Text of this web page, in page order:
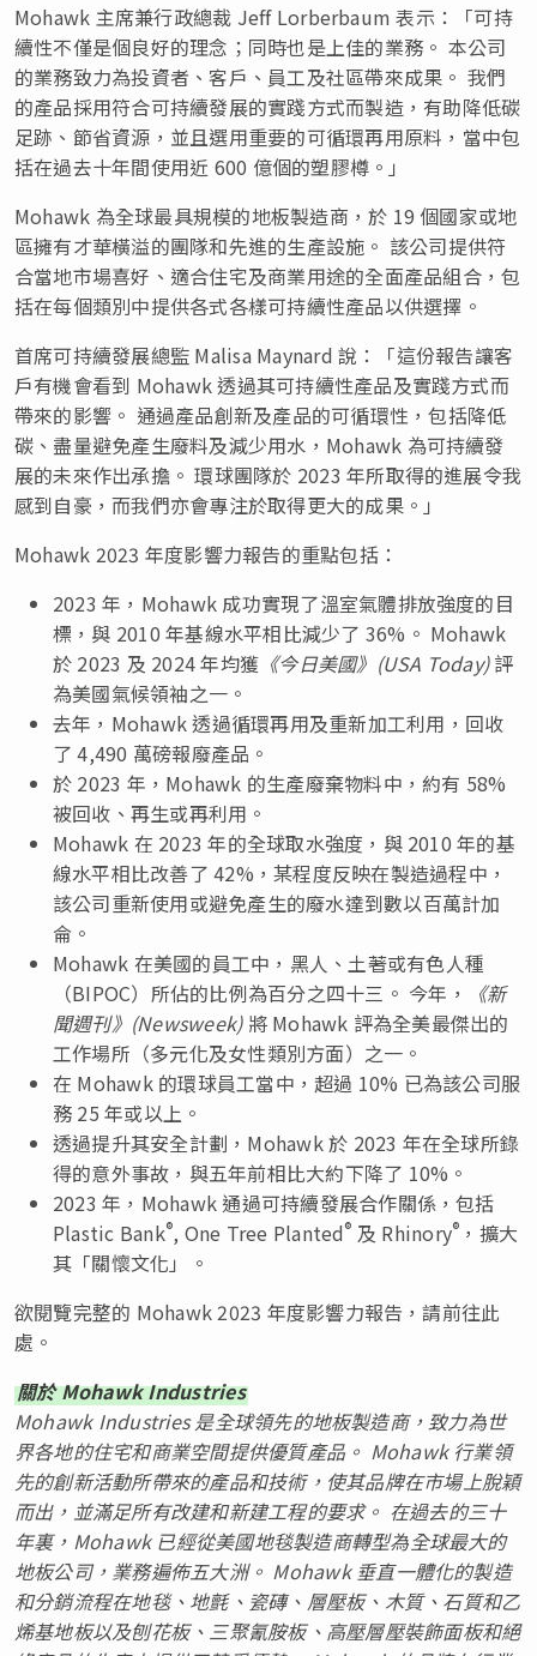
Mohawk 主席兼行政總裁 Jeff Lorberbaum 表示：「可持
續性不僅是個良好的理念；同時也是上佳的業務。 本公司
的業務致力為投資者、客戶、員工及社區帶來成果。 我們
的產品採用符合可持續發展的實踐方式而製造，有助降低碳
足跡、節省資源，並且選用重要的可循環再用原料，當中包
括在過去十年間使用近 600 億個的塑膠樽。」
Mohawk 為全球最具規模的地板製造商，於 19 個國家或地
區擁有才華橫溢的團隊和先進的生產設施。 該公司提供符
合當地市場喜好、適合住宅及商業用途的全面產品組合，包
括在每個類別中提供各式各樣可持續性產品以供選擇。
首席可持續發展總監 Malisa Maynard 說：「這份報告讓客
戶有機會看到 Mohawk 透過其可持續性產品及實踐方式而
帶來的影響。 通過產品創新及產品的可循環性，包括降低
碳、盡量避免產生廢料及減少用水，Mohawk 為可持續發
展的未來作出承擔。 環球團隊於 2023 年所取得的進展令我
感到自豪，而我們亦會專注於取得更大的成果。」
Mohawk 2023 年度影響力報告的重點包括：
2023 年，Mohawk 成功實現了溫室氣體排放強度的目
標，與 2010 年基線水平相比減少了 36%。 Mohawk
於 2023 及 2024 年均獲 《今日美國》(USA Today)評
為美國氣候領袖之一。
去年，Mohawk 透過循環再用及重新加工利用，回收
了 4,490 萬磅報廢產品。
於 2023 年，Mohawk 的生產廢棄物料中，約有 58%
被回收、再生或再利用。
Mohawk 在 2023 年的全球取水強度，與 2010 年的基
線水平相比改善了 42%，某程度反映在製造過程中，
該公司重新使用或避免產生的廢水達到數以百萬計加
侖。
Mohawk 在美國的員工中，黑人、土著或有色人種
（BIPOC）所佔的比例為百分之四十三。 今年，
《新
聞週刊》(Newsweek) 將 Mohawk 評為全美最傑出的
工作場所（多元化及女性類別方面）之一。
在 Mohawk 的環球員工當中，超過 10% 已為該公司服
務 25 年或以上。
透過提升其安全計劃，Mohawk 於 2023 年在全球所錄
得的意外事故，與五年前相比大約下降了 10%。
2023 年，Mohawk 通過可持續發展合作關係，包括
Plastic Bank®, One Tree Planted® 及 Rhinory® ，擴大
其「關懷文化」。
欲閱覽完整的 Mohawk 2023 年度影響力報告，請前往此
處。
關於 Mohawk Industries
Mohawk Industries 是全球領先的地板製造商，致力為世
界各地的住宅和商業空間提供優質產品。 Mohawk 行業領
先的創新活動所帶來的產品和技術，使其品牌在市場上脫穎
而出，並滿足所有改建和新建工程的要求。 在過去的三十
年裏，Mohawk 已經從美國地毯製造商轉型為全球最大的
地板公司，業務遍佈五大洲。 Mohawk 垂直一體化的製造
和分銷流程在地毯、地氈、瓷磚、層壓板、木質、石質和乙
烯基地板以及刨花板、三聚氰胺板、高壓層壓裝飾面板和絕